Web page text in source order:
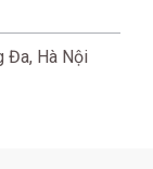
Đa, Hà Nội